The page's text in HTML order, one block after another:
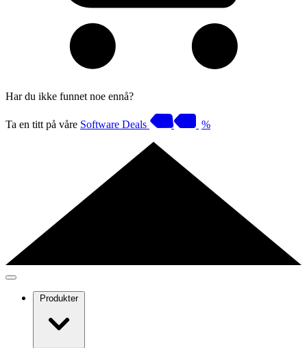
Har du ikke funnet noe ennå?
Ta en titt på våre Software Deals %
Produkter